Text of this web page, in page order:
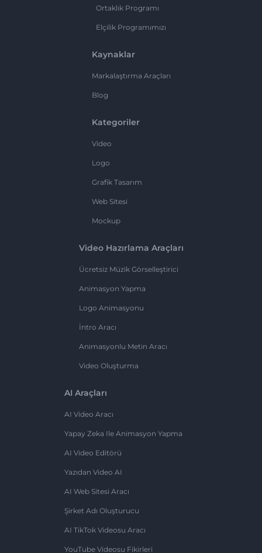
Ortaklık Programı
Elçilik Programımızı
Kaynaklar
Markalaştırma Araçları
Blog
Kategoriler
Video
Logo
Grafik Tasarım
Web Sitesi
Mockup
Video Hazırlama Araçları
Ücretsiz Müzik Görselleştirici
Animasyon Yapma
Logo Animasyonu
İntro Aracı
Animasyonlu Metin Aracı
Video Oluşturma
AI Araçları
AI Video Aracı
Yapay Zeka Ile Animasyon Yapma
AI Video Editörü
Yazıdan Video AI
AI Web Sitesi Aracı
Şirket Adı Oluşturucu
AI TikTok Videosu Aracı
YouTube Videosu Fikirleri